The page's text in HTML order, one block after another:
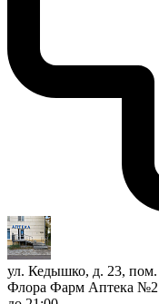
ул. Кедышко, д. 23, пом.
Флора Фарм Аптека